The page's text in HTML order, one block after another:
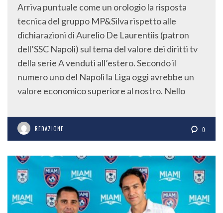
Arriva puntuale come un orologio la risposta
tecnica del gruppo MP&Silva rispetto alle
dichiarazioni di Aurelio De Laurentiis (patron
dell’SSC Napoli) sul tema del valore dei diritti tv
della serie A venduti all’estero. Secondo il
numero uno del Napoli la Liga oggi avrebbe un
valore economico superiore al nostro. Nello
REDAZIONE 0